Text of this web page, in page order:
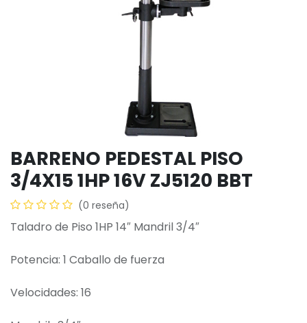
BARRENO PEDESTAL PISO
3/4X15 1HP 16V ZJ5120 BBT
(0 reseña)
Taladro de Piso 1HP 14″ Mandril 3/4″
Potencia: 1 Caballo de fuerza
Velocidades: 16